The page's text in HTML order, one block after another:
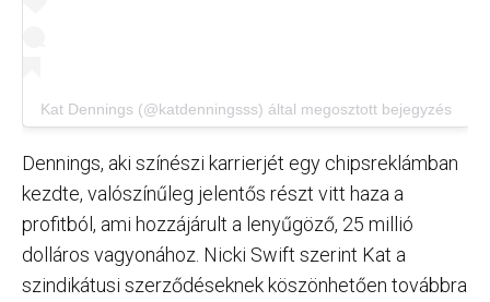
Kat Dennings (@katdenningsss) által megosztott bejegyzés
Dennings, aki színészi karrierjét egy chipsreklámban
kezdte, valószínűleg jelentős részt vitt haza a
profitból, ami hozzájárult a lenyűgöző, 25 millió
dolláros vagyonához. Nicki Swift szerint Kat a
szindikátusi szerződéseknek köszönhetően továbbra